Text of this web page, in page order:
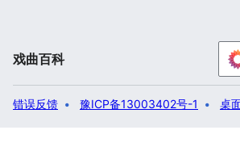
戏曲百科
错误反馈 豫ICP备13003402号-1 桌